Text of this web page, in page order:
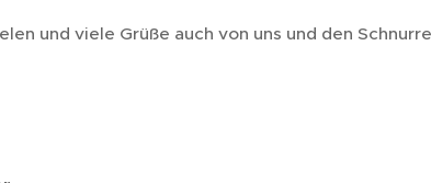
und viele Grüße auch von uns und den